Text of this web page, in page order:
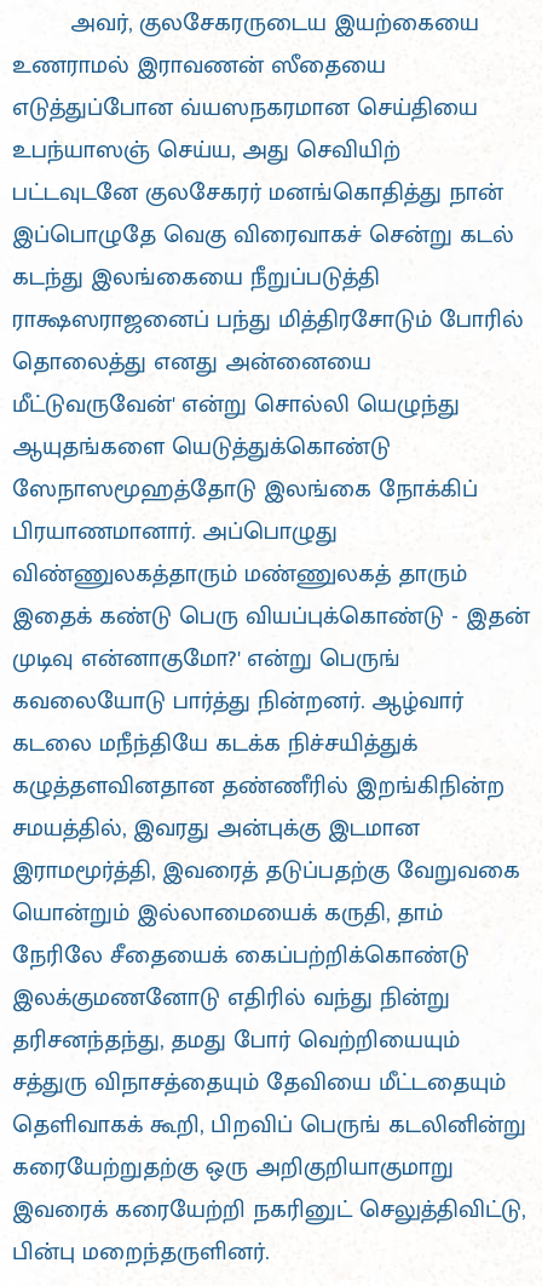
அவர், குலசேகரருடைய இயற்கையை
உணராமல் இராவணன் ஸீதையை
எடுத்துப்போன வ்யஸநகரமான செய்தியை
உபந்யாஸஞ் செய்ய, அது செவியிற்
பட்டவுடனே குலசேகரர் மனங்கொதித்து நான்
இப்பொழுதே வெகு விரைவாகச் சென்று கடல்
கடந்து இலங்கையை நீறுப்படுத்தி
ராக்ஷஸராஜனைப் பந்து மித்திரசோடும் போரில்
தொலைத்து எனது அன்னையை
மீட்டுவருவேன்' என்று சொல்லி யெழுந்து
ஆயுதங்களை யெடுத்துக்கொண்டு
ஸேநாஸமூஹத்தோடு இலங்கை நோக்கிப்
பிரயாணமானார். அப்பொழுது
விண்ணுலகத்தாரும் மண்ணுலகத் தாரும்
இதைக் கண்டு பெரு வியப்புக்கொண்டு - இதன்
முடிவு என்னாகுமோ?' என்று பெருங்
கவலையோடு பார்த்து நின்றனர். ஆழ்வார்
கடலை மநீந்தியே கடக்க நிச்சயித்துக்
கழுத்தளவினதான தண்ணீரில் இறங்கிநின்ற
சமயத்தில், இவரது அன்புக்கு இடமான
இராமமூர்த்தி, இவரைத் தடுப்பதற்கு வேறுவகை
யொன்றும் இல்லாமையைக் கருதி, தாம்
நேரிலே சீதையைக் கைப்பற்றிக்கொண்டு
இலக்குமணனோடு எதிரில் வந்து நின்று
தரிசனந்தந்து, தமது போர் வெற்றியையும்
சத்துரு விநாசத்தையும் தேவியை மீட்டதையும்
தெளிவாகக் கூறி, பிறவிப் பெருங் கடலினின்று
கரையேற்றுதற்கு ஒரு அறிகுறியாகுமாறு
இவரைக் கரையேற்றி நகரினுட் செலுத்திவிட்டு,
பின்பு மறைந்தருளினர்.